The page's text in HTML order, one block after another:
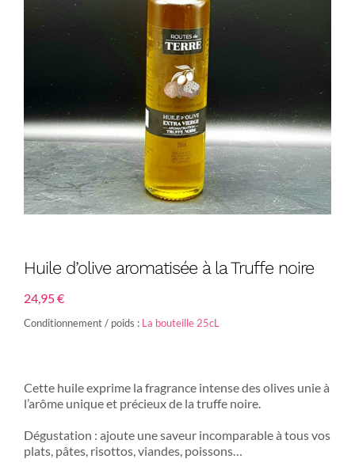
Huile d’olive aromatisée à la Truffe noire
24,95€
Conditionnement / poids : La bouteille 25cL
Cette huile exprime la fragrance intense des olives unie à
l’arôme unique et précieux de la truffe noire.
Dégustation : ajoute une saveur incomparable à tous vos
plats, pâtes, risottos, viandes, poissons…